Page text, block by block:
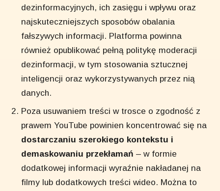
dezinformacyjnych, ich zasięgu i wpływu oraz
najskuteczniejszych sposobów obalania
fałszywych informacji. Platforma powinna
również opublikować pełną politykę moderacji
dezinformacji, w tym stosowania sztucznej
inteligencji oraz wykorzystywanych przez nią
danych.
Poza usuwaniem treści w trosce o zgodność z
prawem YouTube powinien koncentrować się na
dostarczaniu szerokiego kontekstu i
demaskowaniu przekłamań– w formie
dodatkowej informacji wyraźnie nakładanej na
filmy lub dodatkowych treści wideo. Można to